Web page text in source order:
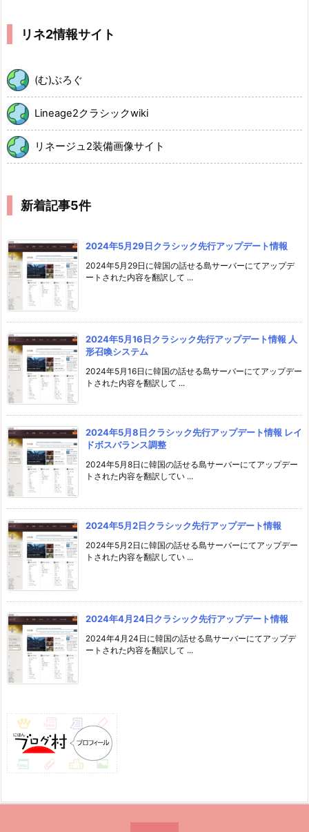
リネ2情報サイト
(む)ぶろぐ
Lineage2クラシックwiki
リネージュ2装備画像サイト
新着記事5件
2024年5月29日クラシック先行アップデート情報
2024年5月29日に韓国の話せる島サーバーにてアップデ
ートされた内容を翻訳して ...
2024年5月16日クラシック先行アップデート情報 人
形召喚システム
2024年5月16日に韓国の話せる島サーバーにてアップデー
トされた内容を翻訳して ...
2024年5月8日クラシック先行アップデート情報 レイ
ドボスバランス調整
2024年5月8日に韓国の話せる島サーバーにてアップデー
トされた内容を翻訳してい ...
2024年5月2日クラシック先行アップデート情報
2024年5月2日に韓国の話せる島サーバーにてアップデー
トされた内容を翻訳してい ...
2024年4月24日クラシック先行アップデート情報
2024年4月24日に韓国の話せる島サーバーにてアップデ
ートされた内容を翻訳して ...